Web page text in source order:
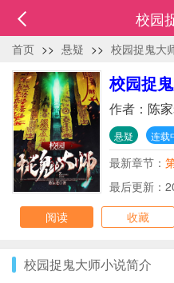
校园
首页 >> 悬疑 >> 校园捉鬼大
校园捉
作者： 陈
悬疑 连载
最新章节：
最后更新：
阅读
收藏
校园捉鬼大师小说简介